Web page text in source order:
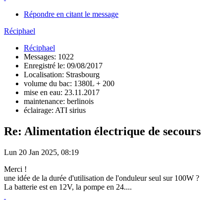
Répondre en citant le message
Réciphael
Réciphael
Messages: 1022
Enregistré le: 09/08/2017
Localisation: Strasbourg
volume du bac: 1380L + 200
mise en eau: 23.11.2017
maintenance: berlinois
éclairage: ATI sirius
Re: Alimentation électrique de secours
Lun 20 Jan 2025, 08:19
Merci !
une idée de la durée d'utilisation de l'onduleur seul sur 100W ?
La batterie est en 12V, la pompe en 24....